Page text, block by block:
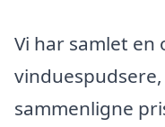
Vi har samlet
sammenligne